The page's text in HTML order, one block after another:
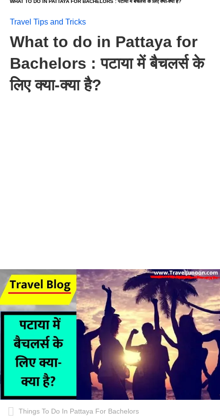
WHAT TO DO IN PATTAYA FOR BACHELORS : पटाया में बैचलर्स के लिए क्या-क्या है?
Travel Tips and Tricks
What to do in Pattaya for
Bachelors : पटाया में बैचलर्स के
लिए क्या-क्या है?
Things To Do In Pattaya For Bachelors